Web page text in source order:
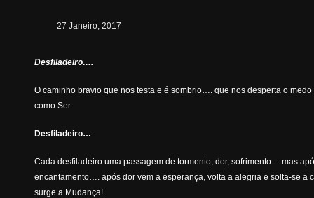
27 Janeiro, 2017
Desfiladeiro….
O caminho bravio que nos testa e é sombrio…. que nos desperta o
como Ser.
Desfiladeiro…
Cada desfiladeiro uma passagem de tormento, dor, sofrimento… mas
encantamento…. após dor vem a esperança, volta a alegria e solta-se a
surge a Mudança!